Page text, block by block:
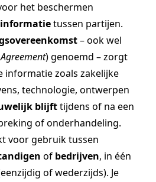
het beschermen
tussen partijen.
– ook wel
) genoemd – zorgt
informatie zoals zakelijke
technologie, ontwerpen
blijfttijdens of na een
of onderhandeling.
voor gebruik tussen
of bedrijven, in één
of wederzijds). Je